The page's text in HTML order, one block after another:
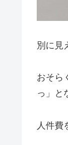
別に見
おそら
っ」と
人件費